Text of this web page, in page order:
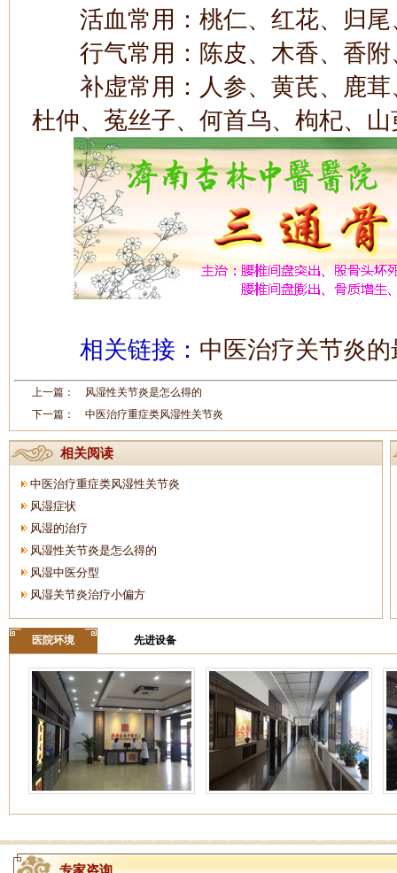
活血常用：桃仁、红花、归尾
行气常用：陈皮、木香、香附
补虚常用：人参、黄芪、鹿茸
杜仲、菟丝子、何首乌、枸杞、
相关链接： 中医治疗关节炎
上一篇： 风湿性关节炎是怎么得的
下一篇： 中医治疗重症类风湿性关节炎
相关阅读
中医治疗重症类风湿性关节炎
风湿症状
风湿的治疗
风湿性关节炎是怎么得的
风湿中医分型
风湿关节炎治疗小偏方
医院环境 先进设备
专家咨询